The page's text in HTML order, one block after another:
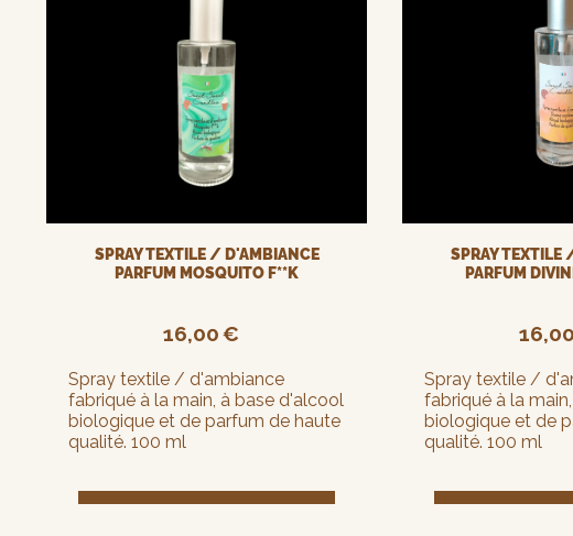
SPRAY TEXTILE / D'AMBIANCE
PARFUM MOSQUITO F**K
16,00€
Spray textile / d'ambiance
fabriqué à la main, à base d'alcool
biologique et de parfum de haute
qualité. 100 ml
SPRAY
PARFUM
16,00
Spray textile /
fabriqué à la
biologique et de
qualité. 100 ml